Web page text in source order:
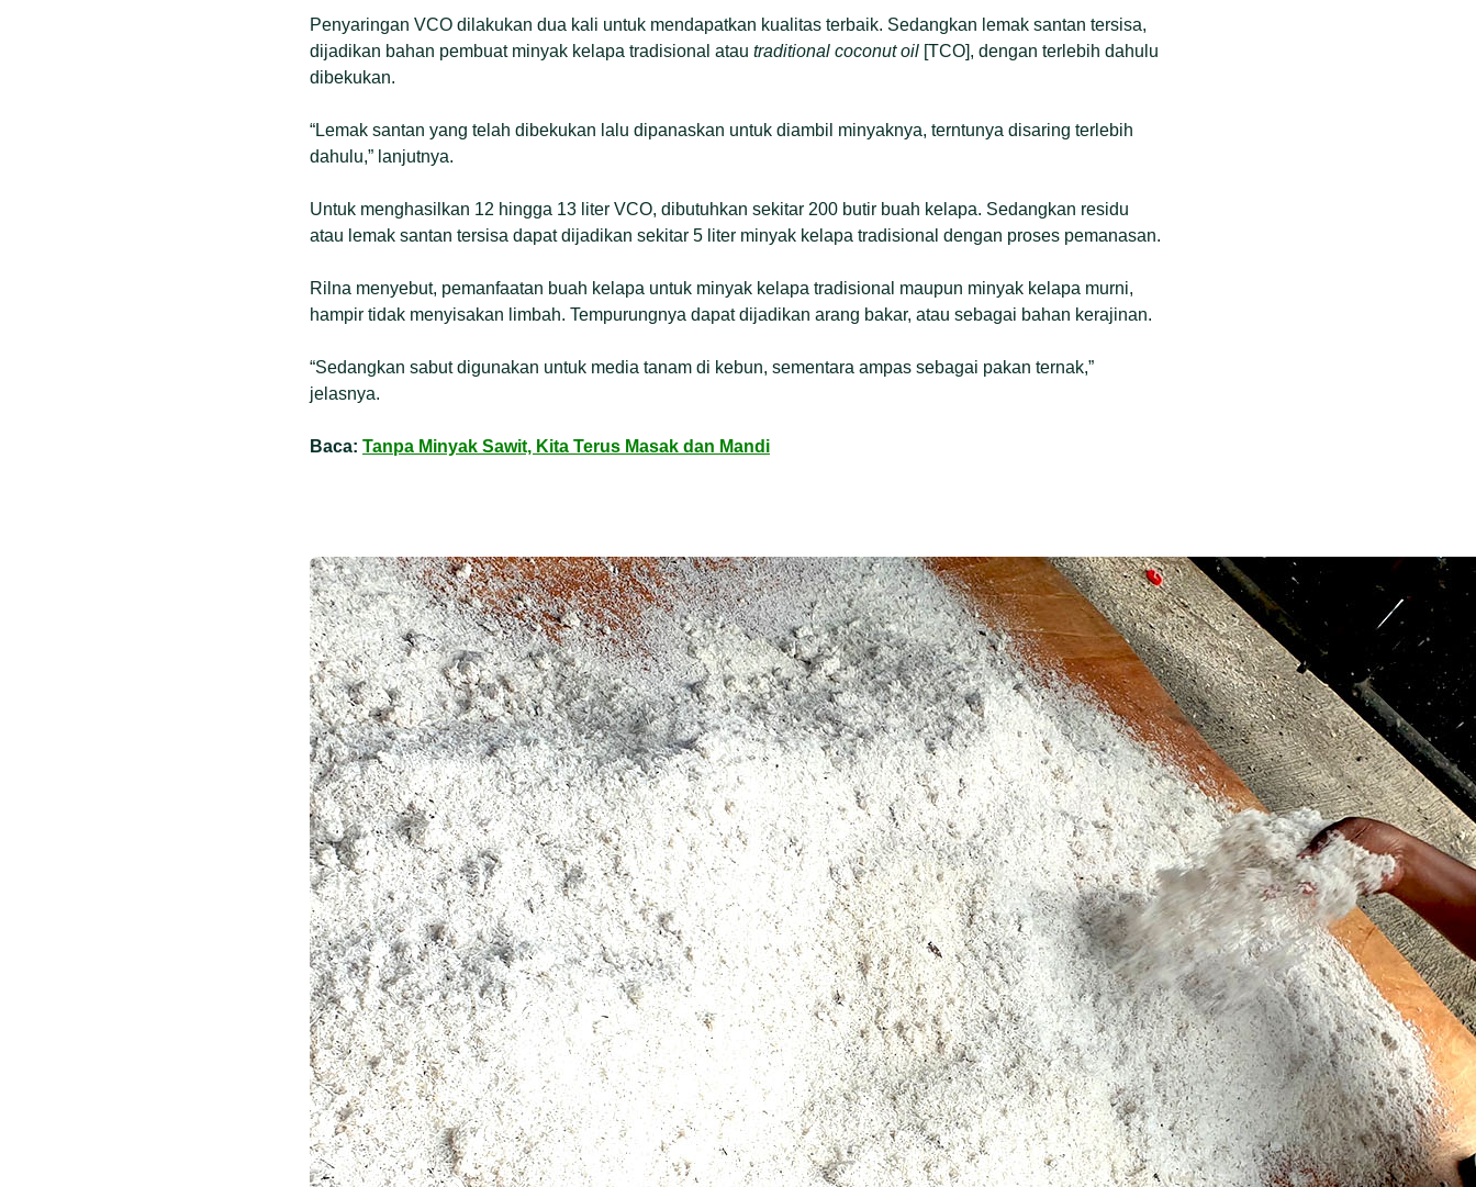
Penyaringan VCO dilakukan dua kali untuk mendapatkan kualitas terbaik. Sedangkan lemak santan tersisa,
dijadikan bahan pembuat minyak kelapa tradisional atau traditional coconut oil [TCO], dengan terlebih dahulu
dibekukan.
“Lemak santan yang telah dibekukan lalu dipanaskan untuk diambil minyaknya, terntunya disaring terlebih
dahulu,” lanjutnya.
Untuk menghasilkan 12 hingga 13 liter VCO, dibutuhkan sekitar 200 butir buah kelapa. Sedangkan residu
atau lemak santan tersisa dapat dijadikan sekitar 5 liter minyak kelapa tradisional dengan proses pemanasan.
Rilna menyebut, pemanfaatan buah kelapa untuk minyak kelapa tradisional maupun minyak kelapa murni,
hampir tidak menyisakan limbah. Tempurungnya dapat dijadikan arang bakar, atau sebagai bahan kerajinan.
“Sedangkan sabut digunakan untuk media tanam di kebun, sementara ampas sebagai pakan ternak,”
jelasnya.
Baca: Tanpa Minyak Sawit, Kita Terus Masak dan Mandi